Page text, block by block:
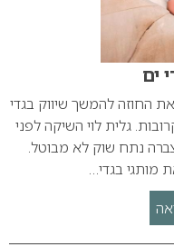
ים
החוזה להמשך שיווק בגדי
גלית לוי השיקה לפני
נתח שוק לא מבוטל.
מותגי בגדי…